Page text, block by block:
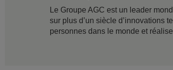
Le Groupe AGC est un leader
sur plus d’un siècle d’innovations
personnes dans le monde et